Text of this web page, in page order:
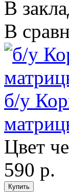
В
В
б/у
Цвет
590 р.